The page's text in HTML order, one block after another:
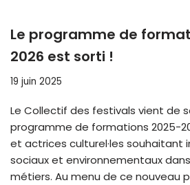
Le programme de
2026 est sorti !
19 juin 2025
Le Collectif des festivals vient de
programme de formations 2025-
et actrices culturel·les souhaitant
sociaux et environnementaux
métiers. Au menu de ce nouveau